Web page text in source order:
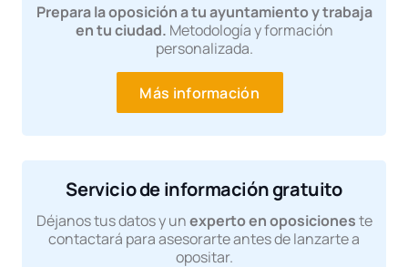
Prepara la oposición a tu ayuntamiento y trabaja
en tu ciudad. Metodología y formación
personalizada.
Más información
Servicio de información gratuito
Déjanos tus datos y unexperto en oposicioneste
contactará para asesorarte antes de lanzarte a
opositar.